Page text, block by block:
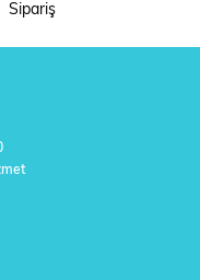
Sipariş